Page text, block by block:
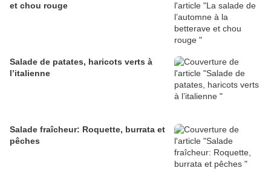
et chou rouge
Salade de patates, haricots verts à
l’italienne
Salade fraîcheur: Roquette, burrata et
pêches